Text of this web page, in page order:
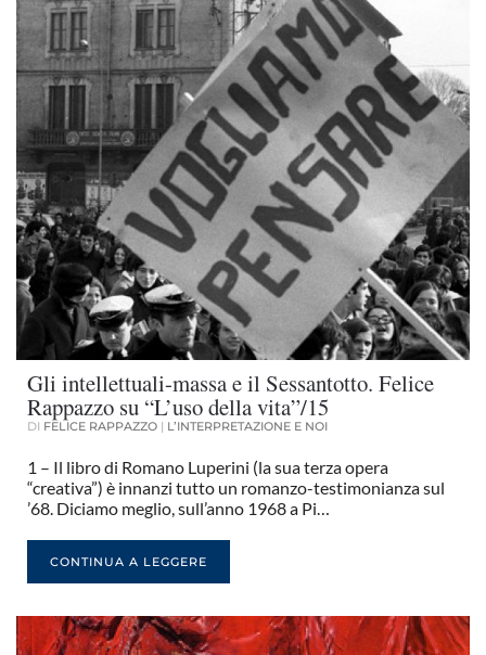
Gli intellettuali-massa e il Sessantotto. Felice
Rappazzo su “L’uso della vita”/15
DI FELICE RAPPAZZO | L’INTERPRETAZIONE E NOI
1 – Il libro di Romano Luperini (la sua terza opera
“creativa”) è innanzi tutto un romanzo-testimonianza sul
’68. Diciamo meglio, sull’anno 1968 a Pi…
CONTINUA A LEGGERE